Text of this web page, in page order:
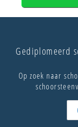
Gediplomeerd
Op zoek naar